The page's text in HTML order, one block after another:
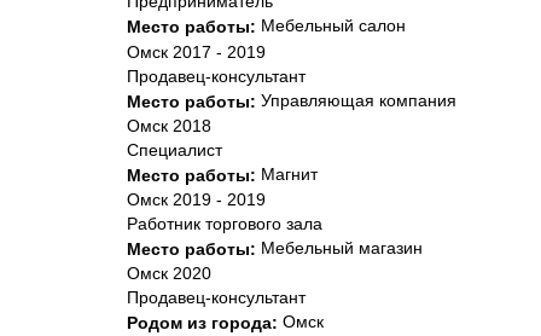
Место работы: Мебельный салон
Омск 2017 - 2019
Продавец-консультант
Место работы: Управляющая компания
Омск 2018
Специалист
Место работы: Магнит
Омск 2019 - 2019
Работник торгового зала
Место работы: Мебельный магазин
Омск 2020
Продавец-консультант
Родом из города: Омск